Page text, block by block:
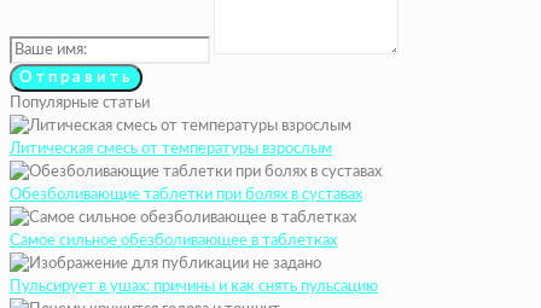
Популярные статьи
Литическая смесь от температуры взрослым
Обезболивающие таблетки при болях в суставах
Самое сильное обезболивающее в таблетках
Пульсирует в ушах: причины и как снять пульсацию